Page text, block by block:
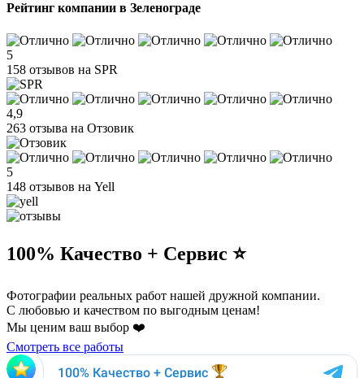
Рейтинг компании в Зеленограде
5
158 отзывов на SPR
4,9
263 отзыва на Отзовик
5
148 отзывов на Yell
100% Качество + Сервис ⭐️
Фотографии реальных работ нашей дружной компании.
С любовью и качеством по выгодным ценам!
Мы ценим ваш выбор ❤️
Смотреть все работы